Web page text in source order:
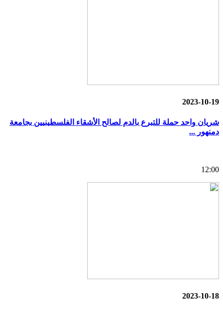
2023-10-19
شريان واحد حملة للتبرع بالدم لصالح الأشقاء الفلسطينيين بجامعة
دمنهور ...
12:00
2023-10-18